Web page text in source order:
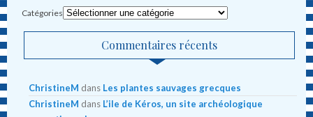
Catégories
Commentaires récents
ChristineM dans Les plantes sauvages grecques
ChristineM dans L’ile de Kéros, un site archéologique